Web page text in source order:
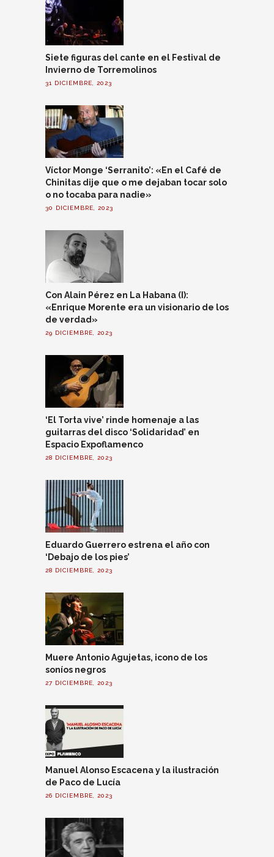
Siete figuras del cante en el Festival de
Invierno de Torremolinos
31 DICIEMBRE, 2023
Víctor Monge ‘Serranito’: «En el Café de
Chinitas dije que o me dejaban tocar solo
o no tocaba para nadie»
30 DICIEMBRE, 2023
Con Alain Pérez en La Habana (I):
«Enrique Morente era un visionario de los
de verdad»
29 DICIEMBRE, 2023
‘El Torta vive’ rinde homenaje a las
guitarras del disco ‘Solidaridad’ en
Espacio Expoflamenco
28 DICIEMBRE, 2023
Eduardo Guerrero estrena el año con
‘Debajo de los pies’
28 DICIEMBRE, 2023
Muere Antonio Agujetas, icono de los
soníos negros
27 DICIEMBRE, 2023
Manuel Alonso Escacena y la ilustración
de Paco de Lucía
26 DICIEMBRE, 2023